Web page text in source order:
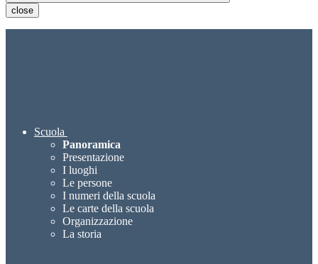
close
Scuola
Panoramica
Presentazione
I luoghi
Le persone
I numeri della scuola
Le carte della scuola
Organizzazione
La storia